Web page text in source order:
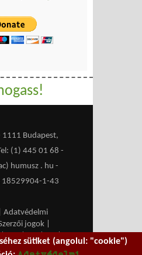
1111 Budapest,
(1) 445 01 68 -
humusz . hu -
18529904-1-43
Adatvédelmi
jogok
RSS HU| EN
sütiket (angolul: "cookie")